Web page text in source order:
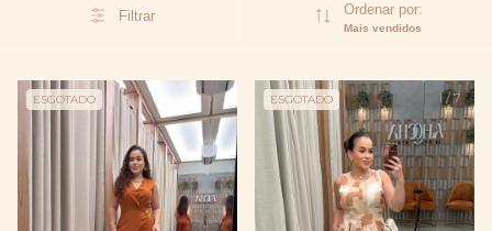
Filtrar Ordenar por:
Mais vendidos
1/5
ESGOTADO 1/7
ESGOTADO